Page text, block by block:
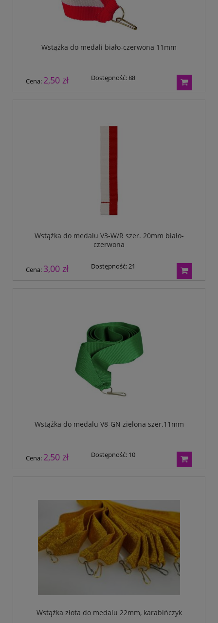
Wstążka do medali biało-czerwona 11mm
Cena: 2,50 zł Dostępność:88
Wstążka do medalu V3-W/R szer. 20mm biało-
czerwona
Cena: 3,00 zł Dostępność:21
Wstążka do medalu V8-GN zielona szer.11mm
Cena: 2,50 zł Dostępność: 10
Wstążka złota do medalu 22mm, karabińczyk